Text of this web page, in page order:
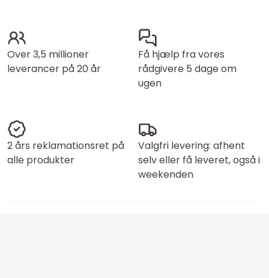
Over 3,5 millioner
leverancer på 20 år
Få hjælp fra vores
rådgivere 5 dage om
ugen
2 års reklamationsret på
alle produkter
Valgfri levering: afhent
selv eller få leveret, også i
weekenden